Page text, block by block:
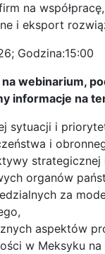
na
i eksport
Godzina:15:00
webinarium,
informacje na
sytuacji i
i
organów
za
aspektów
w Meksyku na